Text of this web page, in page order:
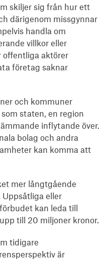
skiljer sig från hur ett
därigenom missgynnar
handla om
villkor eller
offentliga aktörer
företag saknar
och kommuner
staten, en region
inflytande över.
bolag och andra
kan komma att
mer långtgående
eller
kan leda till
till 20 miljoner kronor.
tidigare
är